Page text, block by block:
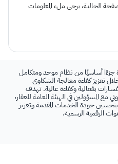
الحالية، يرجى ملء المعلومات
جزءًا أساسيًا من نظام موحد ومتكامل
تعزيز كفاءة معالجة الشكاوى
بفعالية وكفاءة عالية. تهدف
مع المسؤولين في الهيئة العامة للعقار،
بتحسين جودة الخدمات المقدمة وتعزيز
الرقمية الرسمية.